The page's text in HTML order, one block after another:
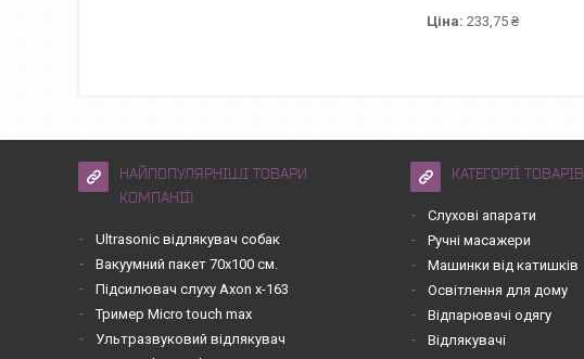
Ціна: 233,75 ₴
НАЙПОПУЛЯРНІШІ ТОВАРИ
КОМПАНІЇ!
Ultrasonic відлякувач собак
Вакуумний пакет 70х100 см.
Підсилювач слуху Axon x-163
Тример Micro touch max
Ультразвуковий відлякувач
КАТЕГОРІЇ ТОВАРІВ
Слухові апарати
Ручні масажери
Машинки від катишків
Освітлення для дому
Відпарювачі одягу
Відлякувачі